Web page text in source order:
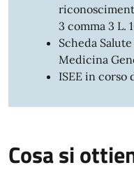
3 comma 3 L.
Scheda
Medicina
ISEE in corso
Cosa si